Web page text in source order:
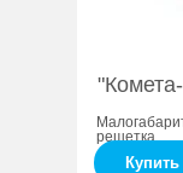
решетка
Купить